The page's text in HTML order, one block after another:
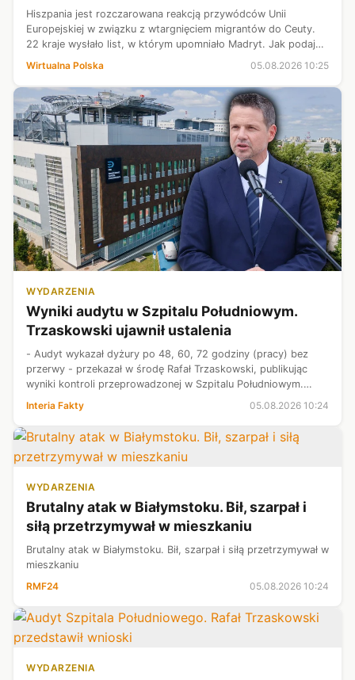
Hiszpania jest rozczarowana reakcją przywódców Unii
Europejskiej w związku z wtargnięciem migrantów do Ceuty.
22 kraje wysłało list, w którym upomniało Madryt. Jak podaje
UE zareagowała inacz...
Wirtualna Polska 05.08.2026 10:25
WYDARZENIA
Wyniki audytu w Szpitalu Południowym.
Trzaskowski ujawnił ustalenia
- Audyt wykazał dyżury po 48, 60, 72 godziny (pracy) bez
przerwy - przekazał w środę Rafał Trzaskowski, publikując
wyniki kontroli przeprowadzonej w Szpitalu Południowym.
Rekord, jak został odnotowany w tamtej placówce, wynosił 110
godzin. - To prawi...
Interia Fakty 05.08.2026 10:24
WYDARZENIA
Brutalny atak w Białymstoku. Bił, szarpał i
siłą przetrzymywał w mieszkaniu
Brutalny atak w Białymstoku. Bił, szarpał i siłą przetrzymywał w
mieszkaniu
RMF24
05.08.2026 10:24
WYDARZENIA